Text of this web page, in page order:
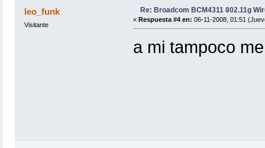
leo_funk
Visitante
Re: Broadcom BCM4311 802.11g
« Respuesta #4 en: 06-11-2008, 01:51
a mi tampoco